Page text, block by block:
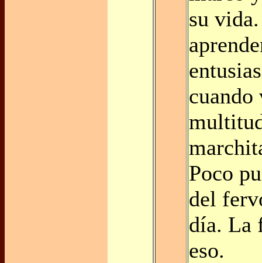
su
cuando
Poco
del
día. La
eso.